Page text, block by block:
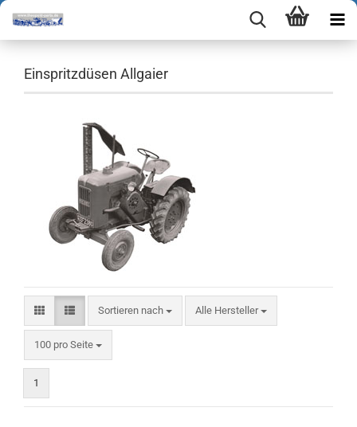
Einspritzdüsen Allgaier
Sortieren nach
Sortieren nach Alle Hersteller
100 pro Seite
pro Seite
1